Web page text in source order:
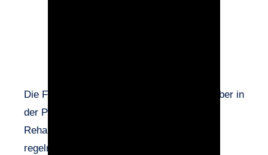
Die Frage mag einfach erscheinen, taucht aber in
der Praxis, insbesondere in der Geriatrie,
Rehabilitation oder häuslichen Pflege,
regelmäßig auf: